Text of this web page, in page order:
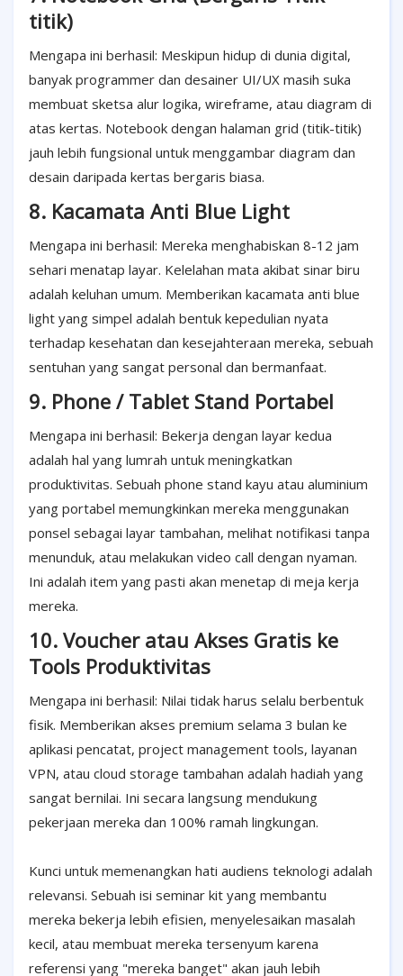
titik)
Mengapa ini berhasil: Meskipun hidup di dunia digital,
banyak programmer dan desainer UI/UX masih suka
membuat sketsa alur logika, wireframe, atau diagram di
atas kertas. Notebook dengan halaman grid (titik-titik)
jauh lebih fungsional untuk menggambar diagram dan
desain daripada kertas bergaris biasa.
8. Kacamata Anti Blue Light
Mengapa ini berhasil: Mereka menghabiskan 8-12 jam
sehari menatap layar. Kelelahan mata akibat sinar biru
adalah keluhan umum. Memberikan kacamata anti blue
light yang simpel adalah bentuk kepedulian nyata
terhadap kesehatan dan kesejahteraan mereka, sebuah
sentuhan yang sangat personal dan bermanfaat.
9. Phone / Tablet Stand Portabel
Mengapa ini berhasil: Bekerja dengan layar kedua
adalah hal yang lumrah untuk meningkatkan
produktivitas. Sebuah phone stand kayu atau aluminium
yang portabel memungkinkan mereka menggunakan
ponsel sebagai layar tambahan, melihat notifikasi tanpa
menunduk, atau melakukan video call dengan nyaman.
Ini adalah item yang pasti akan menetap di meja kerja
mereka.
10. Voucher atau Akses Gratis ke
Tools Produktivitas
Mengapa ini berhasil: Nilai tidak harus selalu berbentuk
fisik. Memberikan akses premium selama 3 bulan ke
aplikasi pencatat, project management tools, layanan
VPN, atau cloud storage tambahan adalah hadiah yang
sangat bernilai. Ini secara langsung mendukung
pekerjaan mereka dan 100% ramah lingkungan.
Kunci untuk memenangkan hati audiens teknologi adalah
relevansi. Sebuah isi seminar kit yang membantu
mereka bekerja lebih efisien, menyelesaikan masalah
kecil, atau membuat mereka tersenyum karena
referensi yang "mereka banget" akan jauh lebih